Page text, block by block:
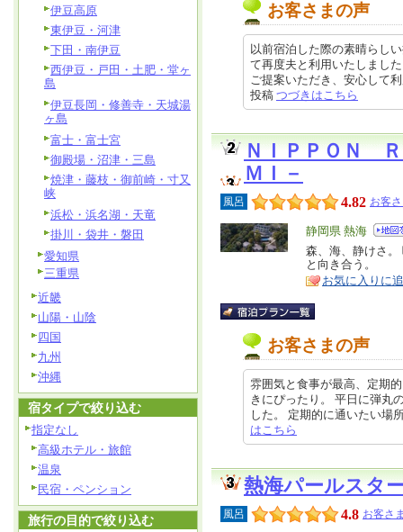
お客さまの声
以前宿泊した際の素晴らし
て再度夫と利用いたしまし
ご提案いただき、安心して
投稿 つづきはこちら
ＮＩＰＰＯＮ
ＭＩ－
風呂 4.82 お客
エ
リ
ア
静岡県 熱海
特
徴
森、海、静けさ
と向き合う。
お気に入りに
お客さまの声
雰囲気と食事が最高、定期
きにぴったり。 平日に弾丸
した。 定期的に通いたい
はこちら
熱海パールスタ
風呂 4.8 お客さ
伊豆高原
東伊豆・河津
下田・南伊豆
西伊豆・戸田・土肥・堂ヶ
島
伊豆長岡・修善寺・天城湯
ヶ島
富士・富士宮
御殿場・沼津・三島
焼津・藤枝・御前崎・寸又
峡
浜松・浜名湖・天竜
掛川・袋井・磐田
愛知県
三重県
近畿
山陽・山陰
四国
九州
沖縄
宿タイプで絞り込む
指定なし
高級ホテル・旅館
温泉
民宿・ペンション
旅行の目的で絞り込む